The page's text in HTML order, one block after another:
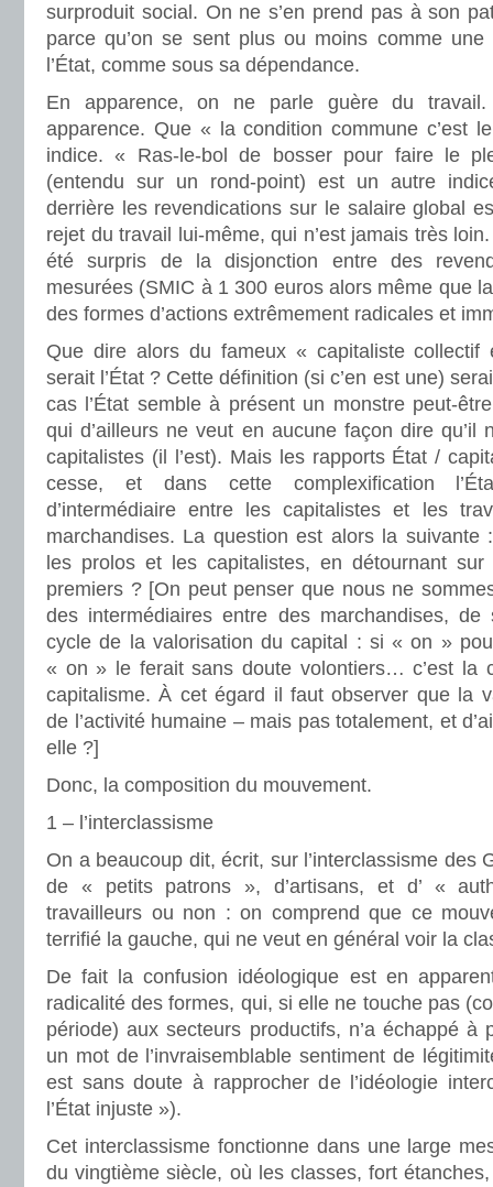
surproduit social. On ne s’en prend pas à son
parce qu’on se sent plus ou moins comme
l’État, comme sous sa dépendance.
En apparence, on ne parle guère du travail.
apparence. Que « la condition commune c’est
indice. « Ras-le-bol de bosser pour faire le
(entendu sur un rond-point) est un autre
derrière les revendications sur le salaire global
rejet du travail lui-même, qui n’est jamais très
été surpris de la disjonction entre des
mesurées (SMIC à 1 300 euros alors même que
des formes d’actions extrêmement radicales et
Que dire alors du fameux « capitaliste
serait l’État ? Cette définition (si c’en est une)
cas l’État semble à présent un monstre peut-
qui d’ailleurs ne veut en aucune façon dire qu’il
capitalistes (il l’est). Mais les rapports État /
cesse, et dans cette complexification
d’intermédiaire entre les capitalistes et les
marchandises. La question est alors la suivante
les prolos et les capitalistes, en détournant
premiers ? [On peut penser que nous ne
des intermédiaires entre des marchandises,
cycle de la valorisation du capital : si « on »
« on » le ferait sans doute volontiers… c’est la
capitalisme. À cet égard il faut observer que la
de l’activité humaine – mais pas totalement, et
elle ?]
Donc, la composition du mouvement.
1 – l’interclassisme
On a beaucoup dit, écrit, sur l’interclassisme des
de « petits patrons », d’artisans, et d’ «
travailleurs ou non : on comprend que ce
terrifié la gauche, qui ne veut en général voir la
De fait la confusion idéologique est en
radicalité des formes, qui, si elle ne touche pas
période) aux secteurs productifs, n’a échappé à
un mot de l’invraisemblable sentiment de
est sans doute à rapprocher de l’idéologie
l’État injuste »).
Cet interclassisme fonctionne dans une large
du vingtième siècle, où les classes, fort